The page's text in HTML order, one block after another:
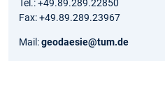
Tel.: +49.89.289.22850
Fax: +49.89.289.23967
Mail:geodaesie@tum.de